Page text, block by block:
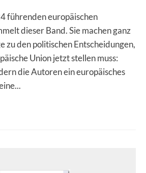
führenden europäischen
dieser Band. Sie machen ganz
zu den politischen Entscheidungen,
Union jetzt stellen muss:
die Autoren ein europäisches